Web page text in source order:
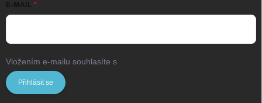
E-MAIL
Vložením e-mailu souhlasíte s
Přihlásit se